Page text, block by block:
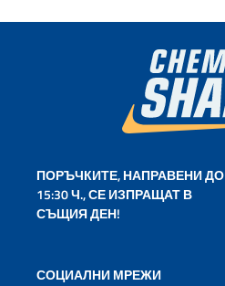
ПОРЪЧКИТЕ, НАПРАВЕНИ ДО
15:30 Ч., СЕ ИЗПРАЩАТ В
СЪЩИЯ ДЕН!
СОЦИАЛНИ МРЕЖИ